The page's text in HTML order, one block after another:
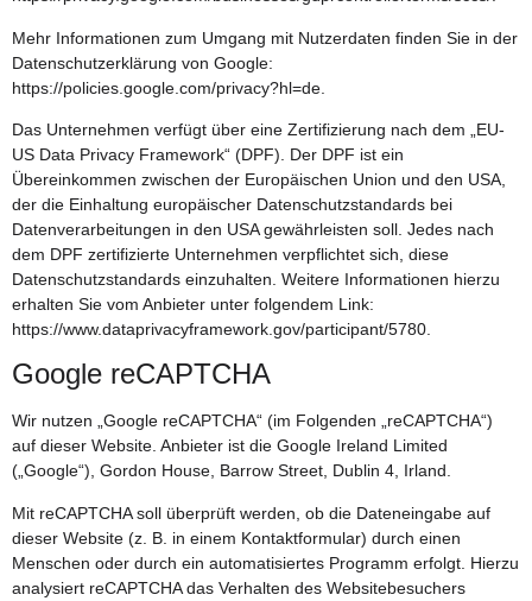
Mehr Informationen zum Umgang mit Nutzerdaten finden Sie in der
Datenschutzerklärung von Google:
https://policies.google.com/privacy?hl=de
Das Unternehmen verfügt über eine Zertifizierung nach dem „EU-
US Data Privacy Framework“ (DPF). Der DPF ist ein
Übereinkommen zwischen der Europäischen Union und den USA,
der die Einhaltung europäischer Datenschutzstandards bei
Datenverarbeitungen in den USA gewährleisten soll. Jedes nach
dem DPF zertifizierte Unternehmen verpflichtet sich, diese
Datenschutzstandards einzuhalten. Weitere Informationen hierzu
erhalten Sie vom Anbieter unter folgendem Link:
https://www.dataprivacyframework.gov/participant/5780
Google reCAPTCHA
Wir nutzen „Google reCAPTCHA“ (im Folgenden „reCAPTCHA“)
auf dieser Website. Anbieter ist die Google Ireland Limited
(„Google“), Gordon House, Barrow Street, Dublin 4, Irland.
Mit reCAPTCHA soll überprüft werden, ob die Dateneingabe auf
dieser Website (z. B. in einem Kontaktformular) durch einen
Menschen oder durch ein automatisiertes Programm erfolgt. Hierzu
analysiert reCAPTCHA das Verhalten des Websitebesuchers